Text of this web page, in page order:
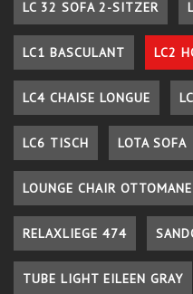
LC 32 SOFA 2-SITZER
LC1 BASCULANT LC2
LC4 CHAISE LONGUE
LC6 TISCH LOTA SOFA
LOUNGE CHAIR OTTOMANE
RELAXLIEGE 474
TUBE LIGHT EILEEN GRAY